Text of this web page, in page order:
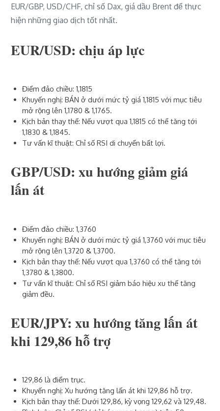
EUR/GBP, USD/CHF, chỉ số Dax, giá dầu Brent để thực
hiện những giao dịch tốt nhất.
EUR/USD: chịu áp lực
Điểm đảo chiều: 1,1815
Khuyến nghị: BÁN ở dưới mức tỷ giá 1,1815 với mục tiêu
mở rộng lên 1,1780 & 1,1765.
Kịch bản thay thế: Nếu vượt qua 1,1815 có thể tăng tới
1,1830 & 1,1845.
Tư vấn kĩ thuật: Chỉ số RSI di chuyển bất lợi.
GBP/USD: xu hướng giảm giá
lấn át
Điểm đảo chiều: 1,3760
Khuyến nghị: BÁN ở dưới mức tỷ giá 1,3760 với mục tiêu
mở rộng lên 1,3720 & 1,3700.
Kịch bản thay thế: Nếu vượt qua 1,3760 có thể tăng tới
1,3780 & 1,3800.
Tư vấn kĩ thuật: Chỉ số RSI giảm báo hiệu xu thế tăng
giảm đều.
EUR/JPY: xu hướng tăng lấn át
khi 129,86 hỗ trợ
129,86 là điểm trục.
Khuyến nghị: Xu hướng tăng lấn át khi 129,86 hỗ trợ.
Kịch bản thay thế: Dưới 129,86, kỳ vọng 129,62 và 129,48.